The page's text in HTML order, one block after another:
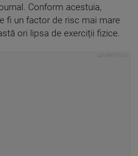
Conform acestuia,
fi un factor de risc mai mare
ori lipsa de exerciții fizice.